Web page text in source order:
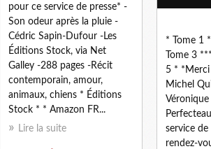
pour ce service de presse* -
Son odeur après la pluie -
Cédric Sapin-Dufour -Les
Éditions Stock, via Net
Galley -288 pages -Récit
contemporain, amour,
animaux, chiens * Éditions
Stock * * Amazon FR...
Lire la suite
* Tome 1
Tome 3
5 *
Michel
service de
rendez-